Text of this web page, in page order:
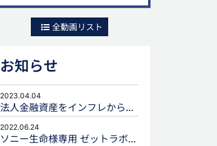
全動画リスト
お知らせ
2023.04.04
法人金融資産をインフレから守るための生命保険活用
2022.06.24
ソニー生命様専用 ゼットラボforLIFEPLANNERのご案内